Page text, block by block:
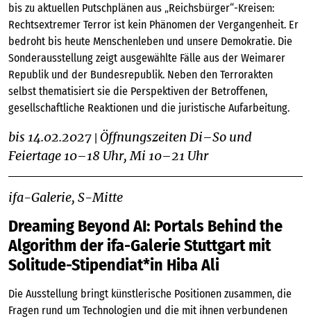
bis zu aktuellen Putschplänen aus „Reichsbürger“-Kreisen:
Rechtsextremer Terror ist kein Phänomen der Vergangenheit. Er
bedroht bis heute Menschenleben und unsere Demokratie. Die
Sonderausstellung zeigt ausgewählte Fälle aus der Weimarer
Republik und der Bundesrepublik. Neben den Terrorakten
selbst thematisiert sie die Perspektiven der Betroffenen,
gesellschaftliche Reaktionen und die juristische Aufarbeitung.
bis 14.02.2027 Öffnungszeiten Di–So und
Feiertage 10–18 Uhr, Mi 10–21 Uhr
ifa-Galerie, S-Mitte
Dreaming Beyond AI: Portals Behind the
Algorithm der ifa-Galerie Stuttgart mit
Solitude-Stipendiat*in Hiba Ali
Die Ausstellung bringt künstlerische Positionen zusammen, die
Fragen rund um Technologien und die mit ihnen verbundenen